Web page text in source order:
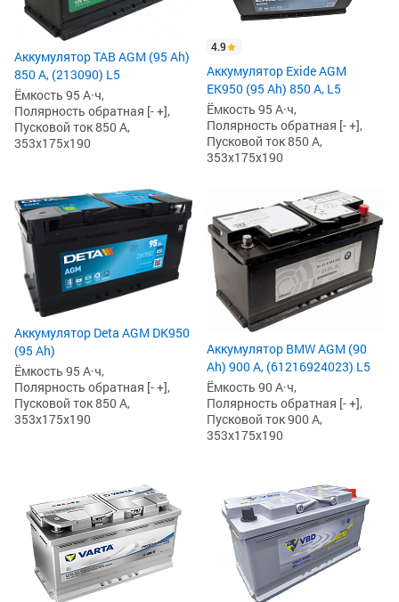
Аккумулятор TAB AGM (95 Ah)
850 А, (213090) L5
Ёмкость 95 А·ч,
Полярность обратная [- +],
Пусковой ток 850 А,
353x175x190
4.9
Аккумулятор Exide AGM
EK950 (95 Ah) 850 А, L5
Ёмкость 95 А·ч,
Полярность обратная [- +],
Пусковой ток 850 А,
353x175x190
Аккумулятор Deta AGM DK950
(95 Ah)
Ёмкость 95 А·ч,
Полярность обратная [- +],
Пусковой ток 850 А,
353x175x190
Аккумулятор BMW AGM (90
Ah) 900 А, (61216924023) L5
Ёмкость 90 А·ч,
Полярность обратная [- +],
Пусковой ток 900 А,
353x175x190